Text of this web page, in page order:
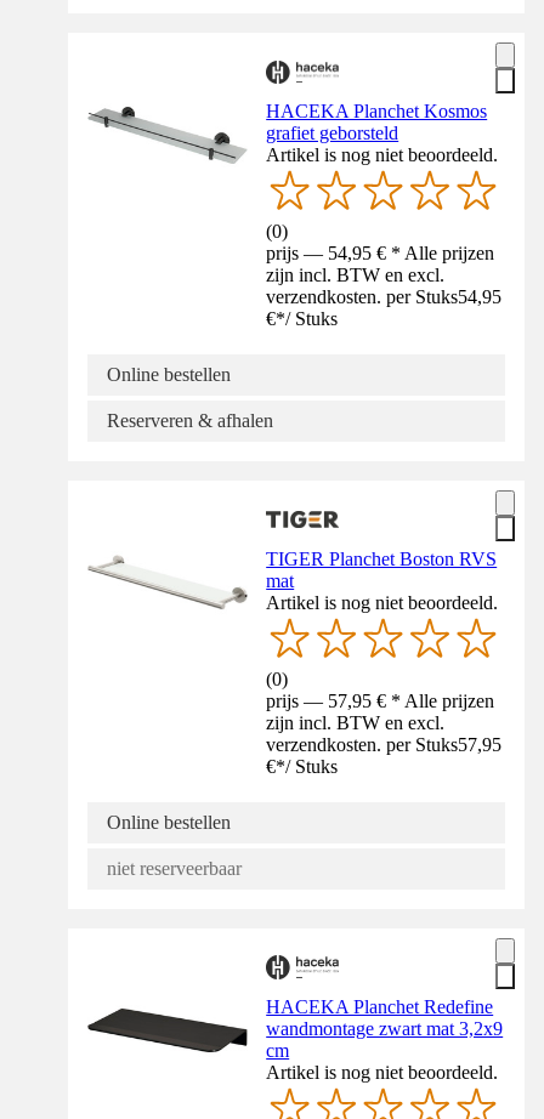
HACEKA Planchet Kosmos
grafiet geborsteld
Artikel is nog niet beoordeeld.
(0)
prijs — 54,95 € * Alle prijzen
zijn incl. BTW en excl.
verzendkosten. per Stuks54,95
€*/ Stuks
Online bestellen
Reserveren & afhalen
TIGER Planchet Boston RVS
mat
Artikel is nog niet beoordeeld.
(0)
prijs — 57,95 € * Alle prijzen
zijn incl. BTW en excl.
verzendkosten. per Stuks57,95
€*/ Stuks
Online bestellen
niet reserveerbaar
HACEKA Planchet Redefine
wandmontage zwart mat 3,2x9
cm
Artikel is nog niet beoordeeld.